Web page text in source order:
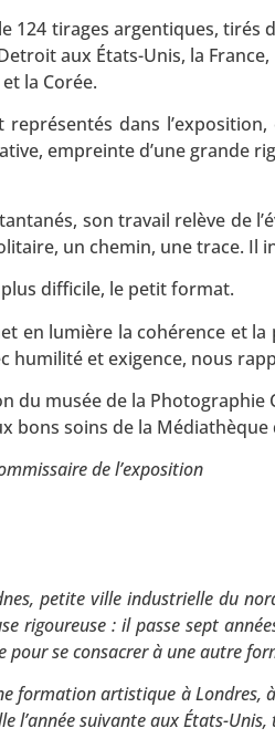
124 tirages argentiques,
aux États-Unis, la
la Corée.
dans
empreinte d’une grande
son travail relève de
un chemin, une trace.
difficile, le petit format.
en lumière la cohérence et
humilité et exigence, nous
du musée de la
bons soins de la
de l’exposition
petite ville industrielle du
rigoureuse : il passe sept
pour se consacrer à une autre
formation artistique à Londres,
l’année suivante aux États-